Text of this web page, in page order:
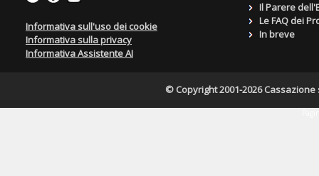
Informativa sull'uso dei cookie
Informativa sulla privacy
Informativa Assistente AI
Il Parere
Le FAQ dei
In breve
© Copyright 2001-2026 Cassazione